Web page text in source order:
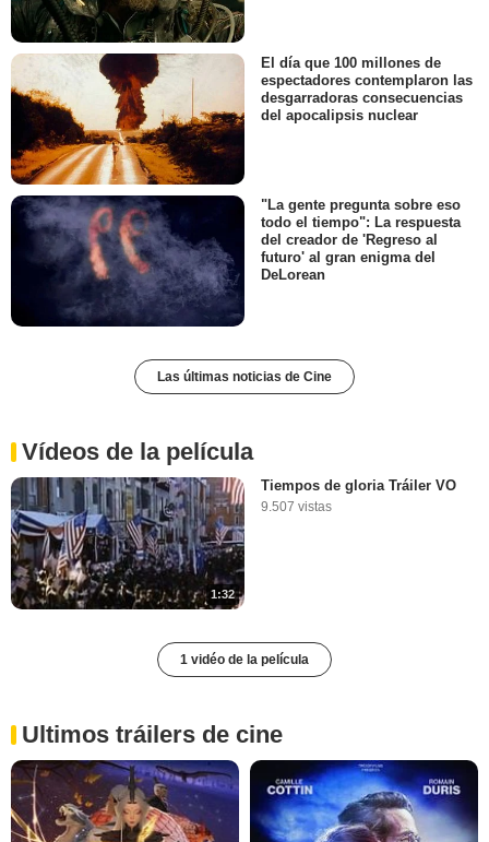
El día que 100 millones de
espectadores contemplaron las
desgarradoras consecuencias
del apocalipsis nuclear
"La gente pregunta sobre eso
todo el tiempo": La respuesta
del creador de 'Regreso al
futuro' al gran enigma del
DeLorean
Las últimas noticias de Cine
Vídeos de la película
1:32
Tiempos de gloria Tráiler VO
9.507 vistas
1 vidéo de la película
Ultimos tráilers de cine